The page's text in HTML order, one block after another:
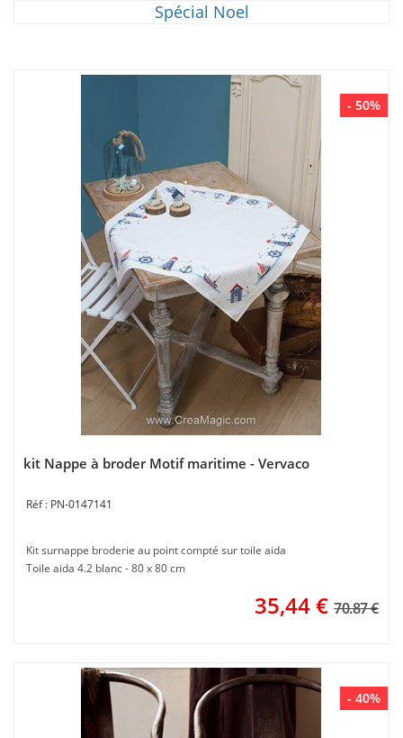
Spécial Noel
- 50%
kit Nappe à broder Motif maritime - Vervaco
PN-0147141
Kit surnappe broderie au point compté sur toile aida
Toile aida 4.2 blanc - 80 x 80 cm
35,44€ 70.87 €
- 40%